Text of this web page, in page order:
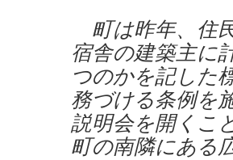
町は昨年、住
宿舎の建築主に
つのかを記した
務づける条例を
説明会を開くこ
町の南隣にある